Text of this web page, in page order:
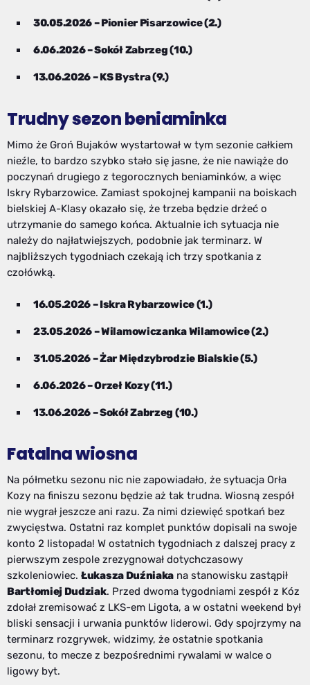
30.05.2026 – Pionier Pisarzowice (2.)
6.06.2026 – Sokół Zabrzeg (10.)
13.06.2026 – KS Bystra (9.)
Trudny sezon beniaminka
Mimo że Groń Bujaków wystartował w tym sezonie całkiem
nieźle, to bardzo szybko stało się jasne, że nie nawiąże do
poczynań drugiego z tegorocznych beniaminków, a więc
Iskry Rybarzowice. Zamiast spokojnej kampanii na boiskach
bielskiej A-Klasy okazało się, że trzeba będzie drżeć o
utrzymanie do samego końca. Aktualnie ich sytuacja nie
należy do najłatwiejszych, podobnie jak terminarz. W
najbliższych tygodniach czekają ich trzy spotkania z
czołówką.
16.05.2026 – Iskra Rybarzowice (1.)
23.05.2026 – Wilamowiczanka Wilamowice (2.)
31.05.2026 – Żar Międzybrodzie Bialskie (5.)
6.06.2026 – Orzeł Kozy (11.)
13.06.2026 – Sokół Zabrzeg (10.)
Fatalna wiosna
Na półmetku sezonu nic nie zapowiadało, że sytuacja Orła
Kozy na finiszu sezonu będzie aż tak trudna. Wiosną zespół
nie wygrał jeszcze ani razu. Za nimi dziewięć spotkań bez
zwycięstwa. Ostatni raz komplet punktów dopisali na swoje
konto 2 listopada! W ostatnich tygodniach z dalszej pracy z
pierwszym zespole zrezygnował dotychczasowy
szkoleniowiec. Łukasza Duźniaka na stanowisku zastąpił
Bartłomiej Dudziak. Przed dwoma tygodniami zespół z Kóz
zdołał zremisować z LKS-em Ligota, a w ostatni weekend był
bliski sensacji i urwania punktów liderowi. Gdy spojrzymy na
terminarz rozgrywek, widzimy, że ostatnie spotkania
sezonu, to mecze z bezpośrednimi rywalami w walce o
ligowy byt.